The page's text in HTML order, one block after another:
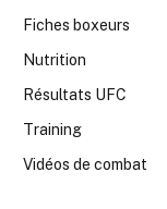
Fiches boxeurs
Nutrition
Résultats UFC
Training
Vidéos de combat